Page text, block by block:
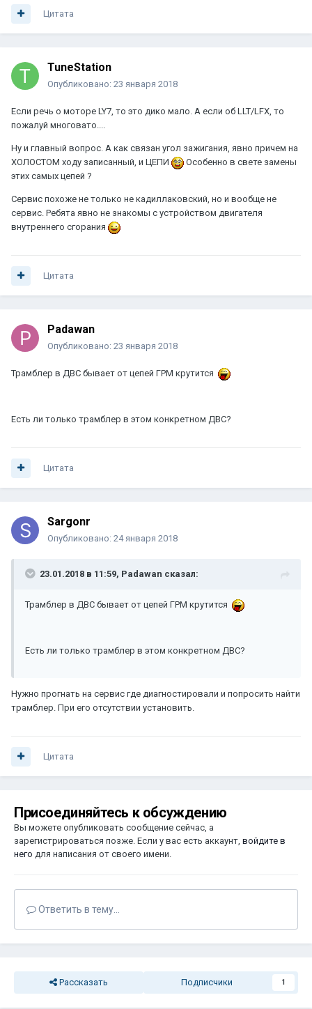
Цитата
TuneStation
Опубликовано: 23 января 2018
Если речь о моторе LY7, то это дико мало. А если об LLT/LFX, то
пожалуй многовато....
Ну и главный вопрос. А как связан угол зажигания, явно причем на
ХОЛОСТОМ ходу записанный, и ЦЕПИ
Особенно в свете замены
этих самых цепей ?
Сервис похоже не только не кадиллаковский, но и вообще не
сервис. Ребята явно не знакомы с устройством двигателя
внутреннего сгорания
Цитата
Padawan
Опубликовано: 23 января 2018
Трамблер в ДВС бывает от цепей ГРМ крутится
Есть ли только трамблер в этом конкретном ДВС?
Цитата
Sargonr
Опубликовано: 24 января 2018
23.01.2018 в 11:59, Padawan сказал:
Трамблер в ДВС бывает от цепей ГРМ крутится
Есть ли только трамблер в этом конкретном ДВС?
Нужно прогнать на сервис где диагностировали и попросить найти
трамблер. При его отсутствии установить.
Цитата
Присоединяйтесь к обсуждению
Вы можете опубликовать сообщение сейчас, а
зарегистрироваться позже. Если у вас есть аккаунт, войдите в
него для написания от своего имени.
Ответить в тему...
Рассказать Подписчики 1